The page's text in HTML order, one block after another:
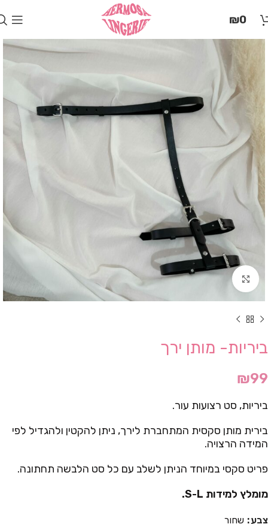
זֶה
"המרכז
הישראלי
לְהַנְגָּשָׁת
אָתָרִים".
הַמְּסַיַּעַת
לִנְגִישׁוּת
הָאֲתָר.
לִפְתִיחַת
תַּפְרִיט
הֵנְּגִישׁוּת
לְחַץ
ALT+0
₪0
Click to enlarge
ביריות- מותן ירך
₪99
ביריות, סט רצועות עור.
בירית מותן סקסית המתחברת לירך, ניתן להקטין ולהגדיל לפי
המידה הרצויה.
פריט סקסי במיוחד הניתן לשלב עם כל סט הלבשה תחתונה.
מומלץ למידות S-L.
צבע שחור